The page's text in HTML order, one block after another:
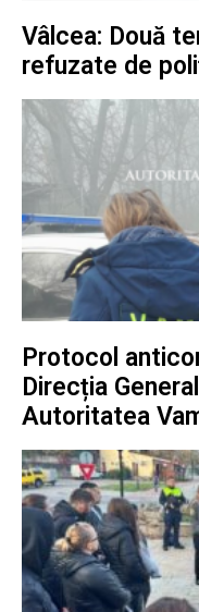
Vâlcea: Două
refuzate de
Protocol
Direcția
Autoritatea